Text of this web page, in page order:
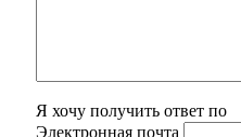
Я хочу получить ответ по
Электронная почта